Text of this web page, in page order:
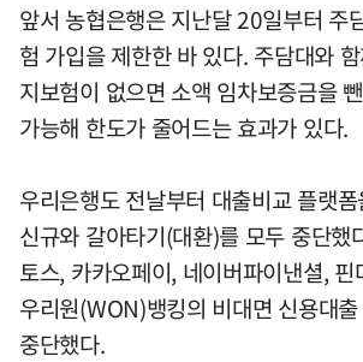
앞서 농협은행은 지난달 20일부터 주
험 가입을 제한한 바 있다. 주담대와
지보험이 없으면 소액 임차보증금을
가능해 한도가 줄어드는 효과가 있다.
우리은행도 전날부터 대출비교 플랫
신규와 갈아타기(대환)를 모두 중단했
토스, 카카오페이, 네이버파이낸셜,
우리원(WON)뱅킹의 비대면 신용대
중단했다.